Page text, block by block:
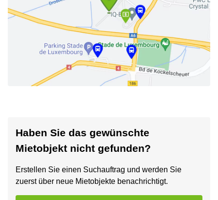
Haben Sie das gewünschte
Mietobjekt nicht gefunden?
Erstellen Sie einen Suchauftrag und werden Sie
zuerst über neue Mietobjekte benachrichtigt.